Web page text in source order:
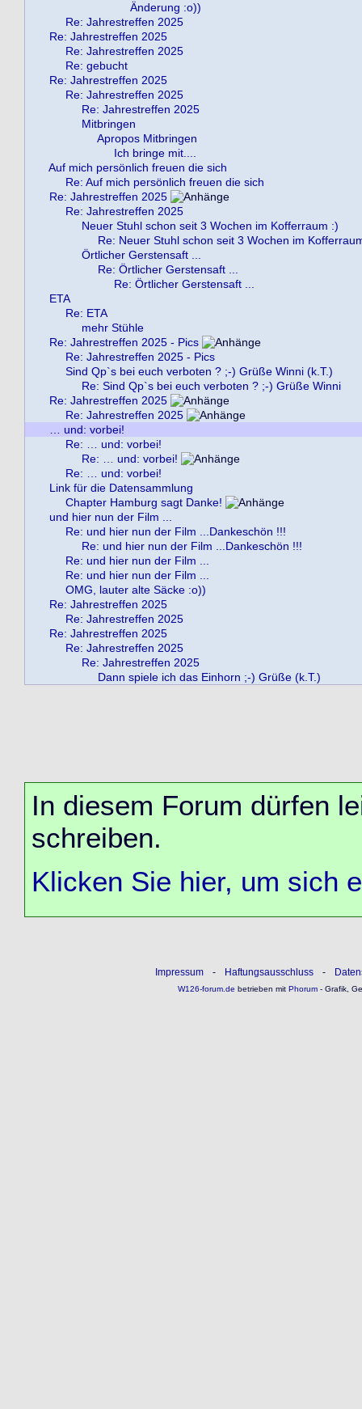
Änderung :o))
Re: Jahrestreffen 2025
Re: Jahrestreffen 2025
Re: Jahrestreffen 2025
Re: gebucht
Re: Jahrestreffen 2025
Re: Jahrestreffen 2025
Re: Jahrestreffen 2025
Mitbringen
Apropos Mitbringen
Ich bringe mit....
Auf mich persönlich freuen die sich
Re: Auf mich persönlich freuen die sich
Re: Jahrestreffen 2025
Re: Jahrestreffen 2025
Neuer Stuhl schon seit 3 Wochen im Kofferraum :)
Re: Neuer Stuhl schon seit 3 Wochen im
Örtlicher Gerstensaft ...
Re: Örtlicher Gerstensaft ...
Re: Örtlicher Gerstensaft ...
ETA
Re: ETA
mehr Stühle
Re: Jahrestreffen 2025 - Pics
Re: Jahrestreffen 2025 - Pics
Sind Qp`s bei euch verboten ? ;-) Grüße Winni (k.T.)
Re: Sind Qp`s bei euch verboten ? ;-) Grüße Winni
Re: Jahrestreffen 2025
Re: Jahrestreffen 2025
… und: vorbei!
Re: … und: vorbei!
Re: … und: vorbei!
Re: … und: vorbei!
Link für die Datensammlung
Chapter Hamburg sagt Danke!
und hier nun der Film ...
Re: und hier nun der Film ...Dankeschön !!!
Re: und hier nun der Film ...Dankeschön !!!
Re: und hier nun der Film ...
Re: und hier nun der Film ...
OMG, lauter alte Säcke :o))
Re: Jahrestreffen 2025
Re: Jahrestreffen 2025
Re: Jahrestreffen 2025
Re: Jahrestreffen 2025
Re: Jahrestreffen 2025
Dann spiele ich das Einhorn ;-) Grüße (k.T.)
In diesem Forum dürfen
schreiben.
Klicken Sie hier, um sich
Impressum - Haftungsausschluss -
W126-forum.de betrieben mitPhorum- Grafik,